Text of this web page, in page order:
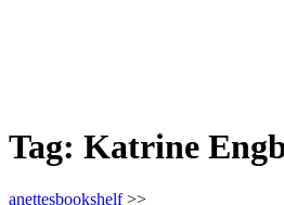
Tag: Katrine
anettesbookshelf>>